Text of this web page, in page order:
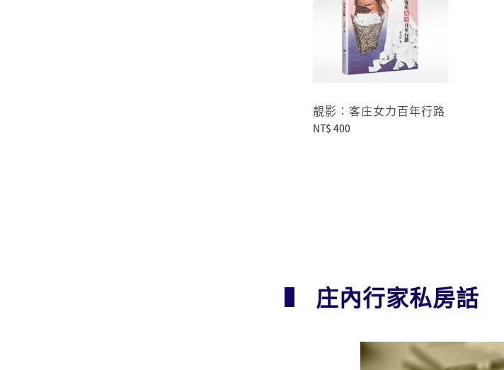
靚影：客庄女力百年行路
NT$ 400
庄內行家私房話